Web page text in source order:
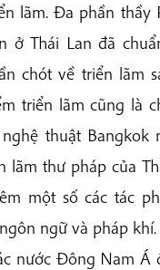
lãm. Đa phần thầy
ở Thái Lan đã
chót về triển lãm
triển lãm cũng là
thuật Bangkok
lãm thư pháp của
một số các tác
ngữ và pháp
nước Đông Nam Á